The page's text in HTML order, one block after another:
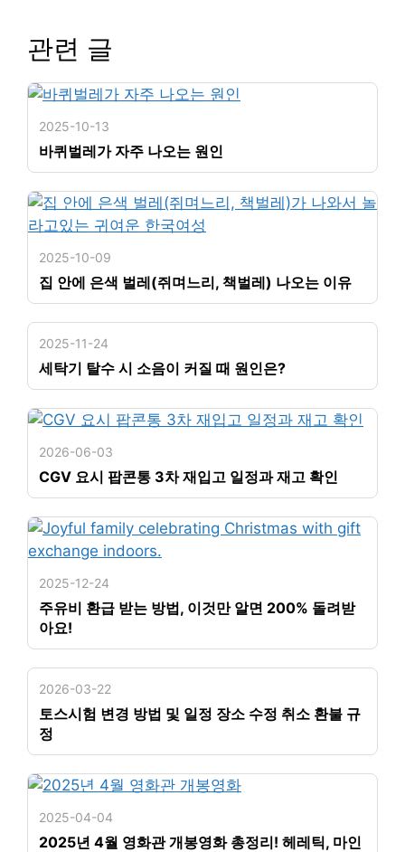
관련 글
2025-10-13
바퀴벌레가 자주 나오는 원인
2025-10-09
집 안에 은색 벌레(쥐며느리, 책벌레) 나오는 이유
2025-11-24
세탁기 탈수 시 소음이 커질 때 원인은?
2026-06-03
CGV 요시 팝콘통 3차 재입고 일정과 재고 확인
2025-12-24
주유비 환급 받는 방법, 이것만 알면 200% 돌려받
아요!
2026-03-22
토스시험 변경 방법 및 일정 장소 수정 취소 환불 규
정
2025-04-04
2025년 4월 영화관 개봉영화 총정리! 헤레틱, 마인